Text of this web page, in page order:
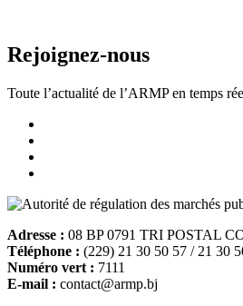
Rejoignez-nous
Toute l’actualité de l’ARMP en temps
Adresse : 08 BP 0791 TRI POSTAL
Téléphone : (229) 21 30 50 57 / 21 30
Numéro vert : 7111
E-mail : contact@armp.bj